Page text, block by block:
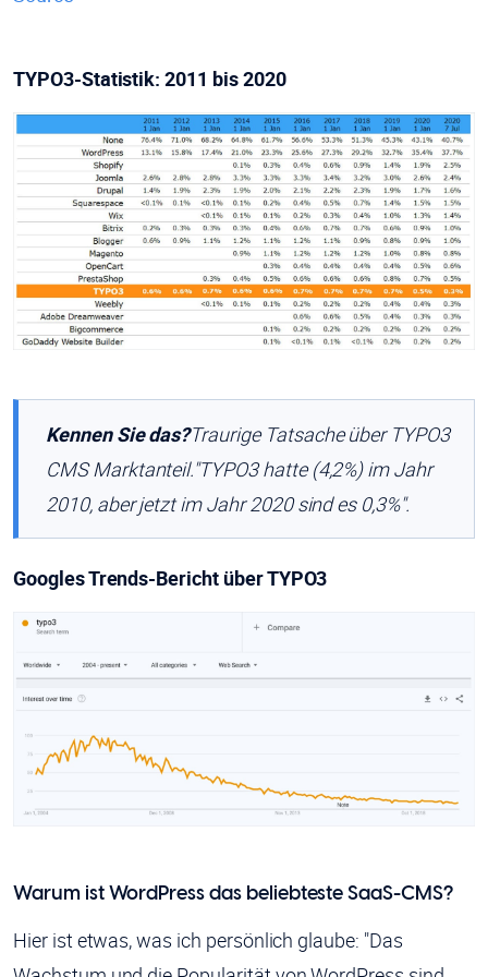
TYPO3-Statistik: 2011 bis 2020
Kennen Sie das?Traurige Tatsache über TYPO3
CMS Marktanteil."TYPO3 hatte (4,2%) im Jahr
2010, aber jetzt im Jahr 2020 sind es 0,3%".
Googles Trends-Bericht über TYPO3
Warum ist WordPress das beliebteste SaaS-CMS?
Hier ist etwas, was ich persönlich glaube: "Das